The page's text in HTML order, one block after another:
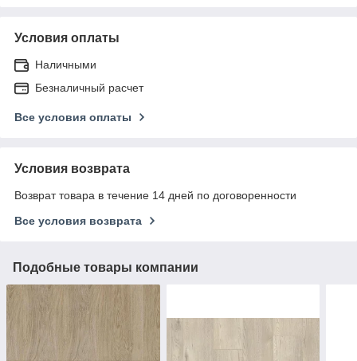
Условия оплаты
Наличными
Безналичный расчет
Все условия оплаты
Условия возврата
Возврат товара в течение 14 дней по договоренности
Все условия возврата
Подобные товары компании